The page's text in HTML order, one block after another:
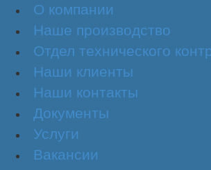
О компании
Наше производство
Отдел технического
Наши клиенты
Наши контакты
Документы
Услуги
Вакансии